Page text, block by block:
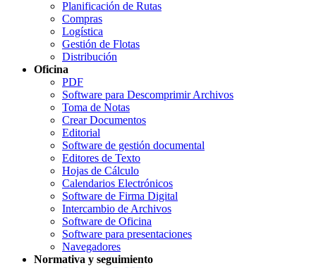
Planificación de Rutas
Compras
Logística
Gestión de Flotas
Distribución
Oficina
PDF
Software para Descomprimir Archivos
Toma de Notas
Crear Documentos
Editorial
Software de gestión documental
Editores de Texto
Hojas de Cálculo
Calendarios Electrónicos
Software de Firma Digital
Intercambio de Archivos
Software de Oficina
Software para presentaciones
Navegadores
Normativa y seguimiento